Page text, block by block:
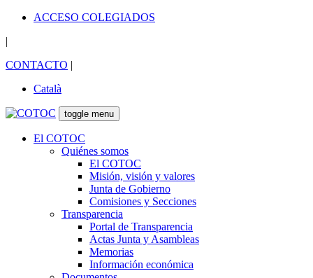
ACCESO COLEGIADOS
|
CONTACTO |
Català
toggle menu
El COTOC
Quiénes somos
El COTOC
Misión, visión y valores
Junta de Gobierno
Comisiones y Secciones
Transparencia
Portal de Transparencia
Actas Junta y Asambleas
Memorias
Información económica